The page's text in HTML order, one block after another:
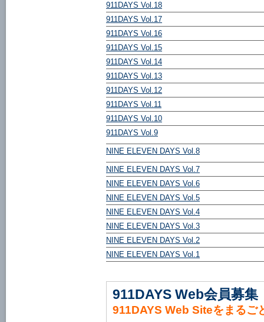
911DAYS Vol.18
911DAYS Vol.17
911DAYS Vol.16
911DAYS Vol.15
911DAYS Vol.14
911DAYS Vol.13
911DAYS Vol.12
911DAYS Vol.11
911DAYS Vol.10
911DAYS Vol.9
NINE ELEVEN DAYS Vol.8
NINE ELEVEN DAYS Vol.7
NINE ELEVEN DAYS Vol.6
NINE ELEVEN DAYS Vol.5
NINE ELEVEN DAYS Vol.4
NINE ELEVEN DAYS Vol.3
NINE ELEVEN DAYS Vol.2
NINE ELEVEN DAYS Vol.1
911DAYS Web会員募集
911DAYS Web Siteをまるご